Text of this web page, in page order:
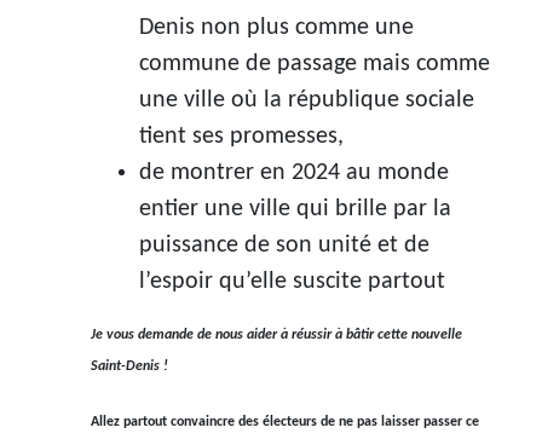
Denis non plus comme une
commune de passage mais comme
une ville où la république sociale
tient ses promesses,
de montrer en 2024 au monde
entier une ville qui brille par la
puissance de son unité et de
l’espoir qu’elle suscite partout
Je vous demande de nous aider à réussir à bâtir cette nouvelle
Saint-Denis !
Allez partout convaincre des électeurs de ne pas laisser passer ce